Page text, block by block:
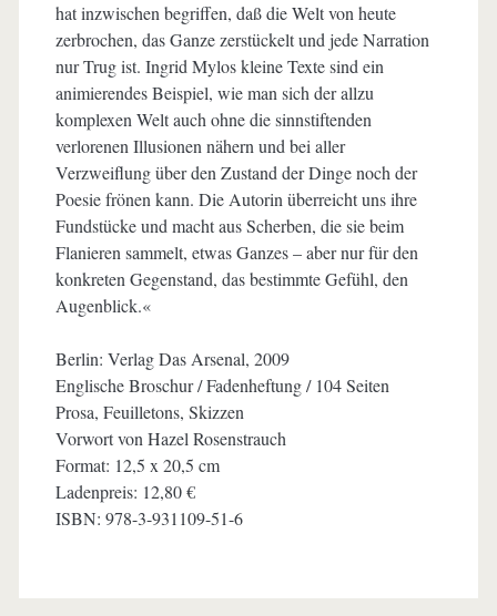
hat inzwischen begriffen, daß die Welt von heute
zerbrochen, das Ganze zerstückelt und jede Narration
nur Trug ist. Ingrid Mylos kleine Texte sind ein
animierendes Beispiel, wie man sich der allzu
komplexen Welt auch ohne die sinnstiftenden
verlorenen Illusionen nähern und bei aller
Verzweiflung über den Zustand der Dinge noch der
Poesie frönen kann. Die Autorin überreicht uns ihre
Fundstücke und macht aus Scherben, die sie beim
Flanieren sammelt, etwas Ganzes – aber nur für den
konkreten Gegenstand, das bestimmte Gefühl, den
Augenblick.«
Berlin: Verlag Das Arsenal, 2009
Englische Broschur / Fadenheftung / 104 Seiten
Prosa, Feuilletons, Skizzen
Vorwort von Hazel Rosenstrauch
Format: 12,5 x 20,5 cm
Ladenpreis: 12,80 €
ISBN: 978-3-931109-51-6